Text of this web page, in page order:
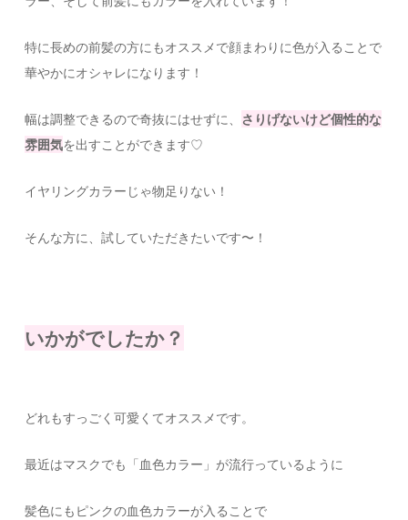
特に長めの前髪の方にもオススメで顔まわりに色が入ることで
華やかにオシャレになります！
幅は調整できるので奇抜にはせずに、 さりげないけど個性的な
雰囲気を出すことができます♡
イヤリングカラーじゃ物足りない！
そんな方に、試していただきたいです〜！
いかがでしたか？
どれもすっごく可愛くてオススメです。
最近はマスクでも「血色カラー」が流行っているように
髪色にもピンクの血色カラーが入ることで